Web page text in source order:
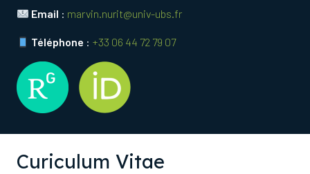
Email : marvin.nurit@univ-ubs.fr
Téléphone : +33 06 44 72 79 07
Curiculum Vitae